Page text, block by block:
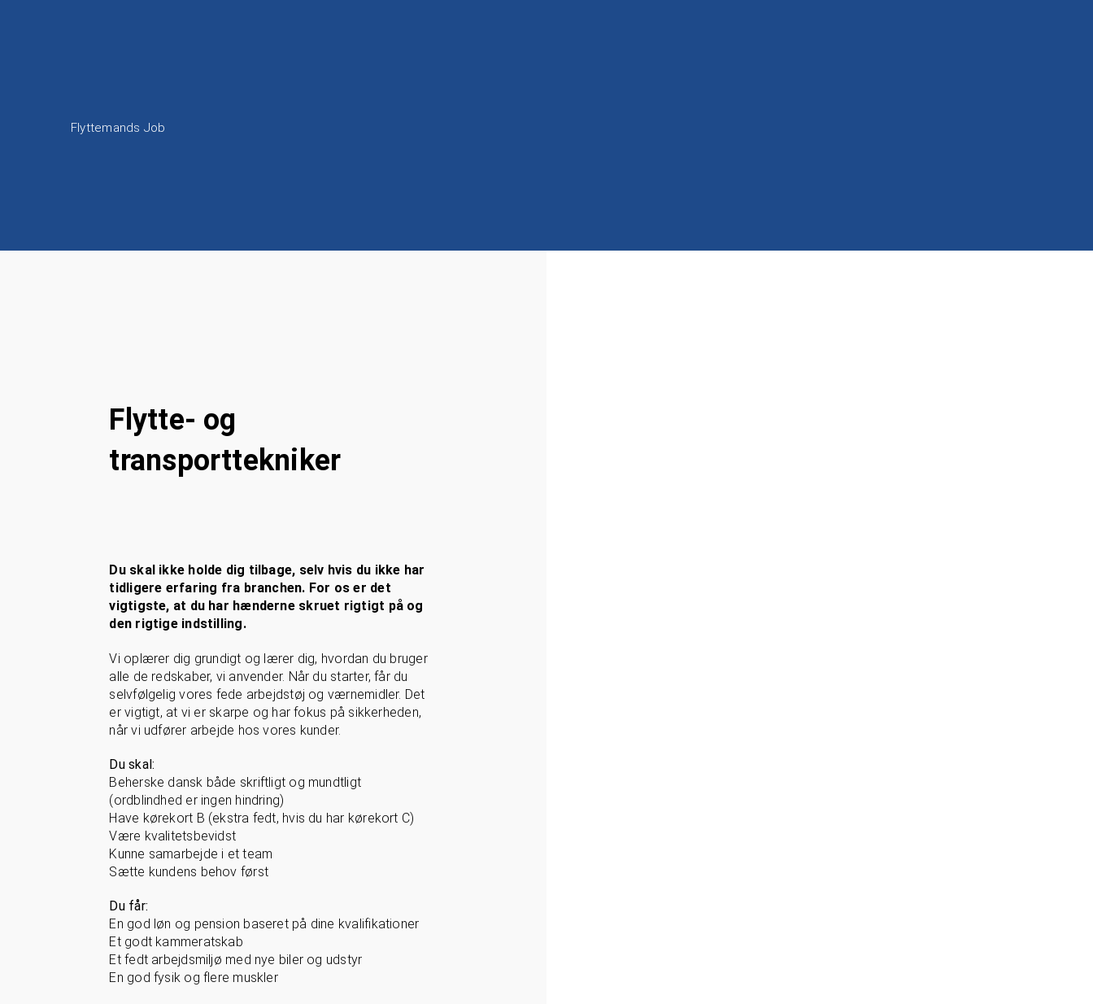
Flyttemands Job
Flytte- og
transporttekniker
Du skal ikke holde dig tilbage, selv hvis du ikke har
tidligere erfaring fra branchen. For os er det
vigtigste, at du har hænderne skruet rigtigt på og
den rigtige indstilling.
Vi oplærer dig grundigt og lærer dig, hvordan du bruger
alle de redskaber, vi anvender. Når du starter, får du
selvfølgelig vores fede arbejdstøj og værnemidler. Det
er vigtigt, at vi er skarpe og har fokus på sikkerheden,
når vi udfører arbejde hos vores kunder.
Du skal:
Beherske dansk både skriftligt og mundtligt
(ordblindhed er ingen hindring)
Have kørekort B (ekstra fedt, hvis du har kørekort C)
Være kvalitetsbevidst
Kunne samarbejde i et team
Sætte kundens behov først
Du får:
En god løn og pension baseret på dine kvalifikationer
Et godt kammeratskab
Et fedt arbejdsmiljø med nye biler og udstyr
En god fysik og flere muskler